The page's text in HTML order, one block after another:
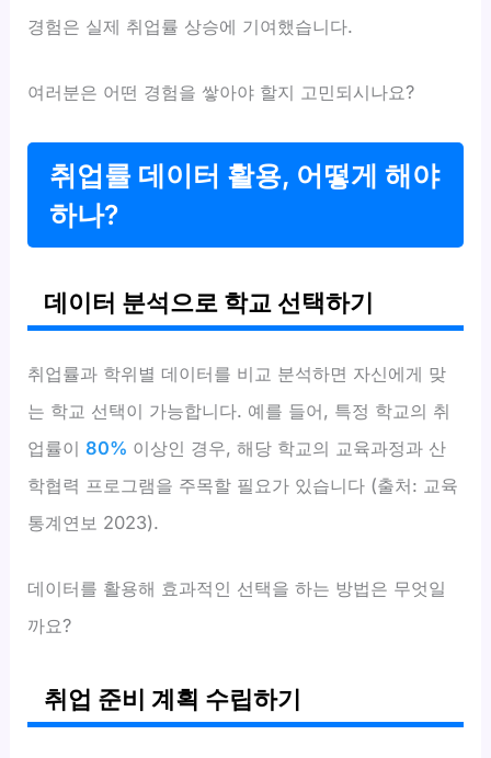
경험은 실제 취업률 상승에 기여했습니다.
여러분은 어떤 경험을 쌓아야 할지 고민되시나요?
취업률 데이터 활용, 어떻게 해야
하나?
데이터 분석으로 학교 선택하기
취업률과 학위별 데이터를 비교 분석하면 자신에게 맞
는 학교 선택이 가능합니다. 예를 들어, 특정 학교의 취
업률이80% 이상인 경우, 해당 학교의 교육과정과 산
학협력 프로그램을 주목할 필요가 있습니다 (출처: 교육
통계연보 2023).
데이터를 활용해 효과적인 선택을 하는 방법은 무엇일
까요?
취업 준비 계획 수립하기